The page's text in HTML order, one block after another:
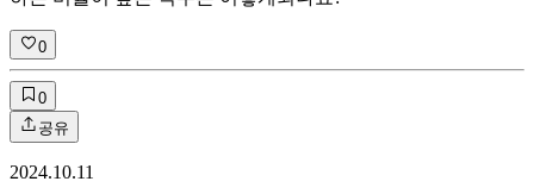
0
0
공유
2024.10.11